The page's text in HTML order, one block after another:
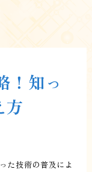
！知っ
方
た技術の普及によ